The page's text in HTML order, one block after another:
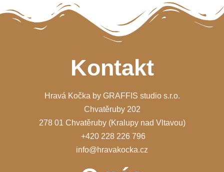
Kontakt
Hravá Kočka by GRAFFIS studio s.r.o.
Chvatěruby 202
278 01 Chvatěruby (Kralupy nad Vltavou)
+420 228 226 796
info@hravakocka.cz